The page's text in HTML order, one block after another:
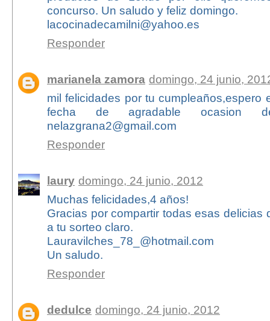
concurso. Un saludo y feliz domingo.
lacocinadecamilni@yahoo.es
Responder
marianela zamora domingo, 24 junio,
mil felicidades por tu cumpleaños,espero
fecha de agradable ocasion
nelazgrana2@gmail.com
Responder
laury domingo, 24 junio, 2012
Muchas felicidades,4 años!
Gracias por compartir todas esas delicias
a tu sorteo claro.
Lauravilches_78_@hotmail.com
Un saludo.
Responder
dedulce domingo, 24 junio, 2012